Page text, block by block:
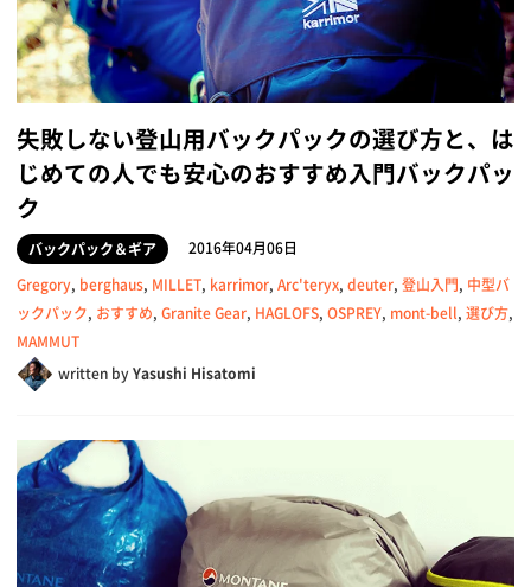
失敗しない登山用バックパックの選び方と、は
じめての人でも安心のおすすめ入門バックパッ
ク
バックパック＆ギア
2016年04月06日
Gregory, berghaus, MILLET, karrimor, Arc'teryx, deuter, 登山入門, 中型バ
ックパック, おすすめ, Granite Gear, HAGLOFS, OSPREY, mont-bell, 選び方,
MAMMUT
written byYasushi Hisatomi